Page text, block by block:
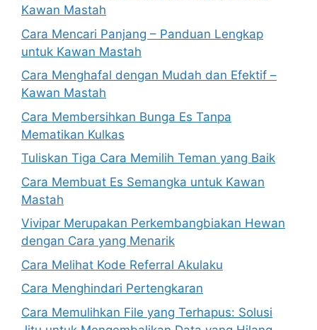
Kawan Mastah
Cara Mencari Panjang – Panduan Lengkap
untuk Kawan Mastah
Cara Menghafal dengan Mudah dan Efektif –
Kawan Mastah
Cara Membersihkan Bunga Es Tanpa
Mematikan Kulkas
Tuliskan Tiga Cara Memilih Teman yang Baik
Cara Membuat Es Semangka untuk Kawan
Mastah
Vivipar Merupakan Perkembangbiakan Hewan
dengan Cara yang Menarik
Cara Melihat Kode Referral Akulaku
Cara Menghindari Pertengkaran
Cara Memulihkan File yang Terhapus: Solusi